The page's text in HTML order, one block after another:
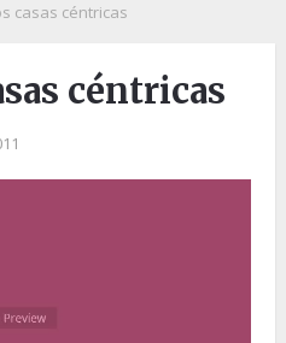
casas céntricas
céntricas